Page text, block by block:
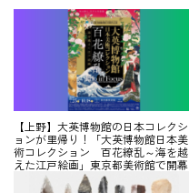
【上野】大英博物館の日本コレクシ
ョンが里帰り！「大英博物館日本美
術コレクション 百花繚乱～海を越
えた江戸絵画」東京都美術館で開幕